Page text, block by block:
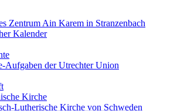
Zentrum Ain Karem in Stranzenbach
Kalender
Aufgaben der Utrechter Union
Kirche
Lutherische Kirche von Schweden